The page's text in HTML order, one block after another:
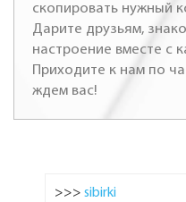
скопировать нужный
Дарите друзьям,
настроение вместе с
Приходите к нам по
ждем вас!
>>> sibirki